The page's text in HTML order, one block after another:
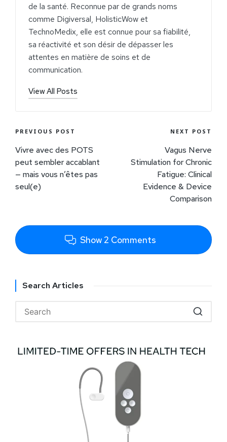
de la santé. Reconnue par de grands noms
comme Digiversal, HolisticWow et
TechnoMedix, elle est connue pour sa fiabilité,
sa réactivité et son désir de dépasser les
attentes en matière de soins et de
communication.
View All Posts
PREVIOUS POST
Vivre avec des POTS
peut sembler accablant
— mais vous n’êtes pas
seul(e)
NEXT POST
Vagus Nerve
Stimulation for Chronic
Fatigue: Clinical
Evidence & Device
Comparison
Show 2 Comments
Search Articles